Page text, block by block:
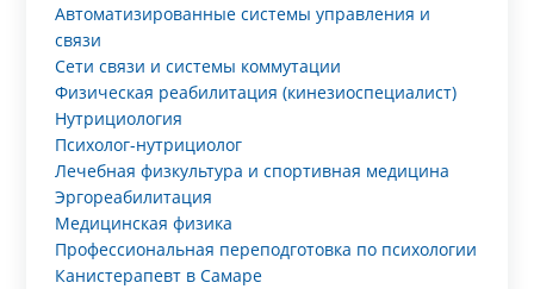
Автоматизированные системы управления и
связи
Сети связи и системы коммутации
Физическая реабилитация (кинезиоспециалист)
Нутрициология
Психолог-нутрициолог
Лечебная физкультура и спортивная медицина
Эргореабилитация
Медицинская физика
Профессиональная переподготовка по психологии
Канистерапевт в Самаре